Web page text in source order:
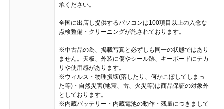
承ください。
全国に出店し提供するパソコンは100項目以上の入念な
点検整備・クリーニングが施されております。
※中古品の為、掲載写真と必ずしも同一の状態ではあり
ません。天板、外装に傷やシール跡、キーボードにテカ
リや使用感があります。
※ウィルス・物理損壊(落したり、何かこぼしてしまっ
た等)・自然災害(地震、雷、火災等)は商品保証の対象外
としております。
※内蔵バッテリー・内蔵電池の動作・残量につきまして